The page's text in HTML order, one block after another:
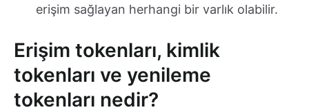
erişim sağlayan herhangi bir varlık olabilir.
Erişim tokenları, kimlik
tokenları ve yenileme
tokenları nedir?